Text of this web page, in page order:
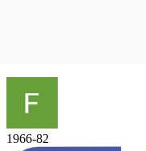
1966-82